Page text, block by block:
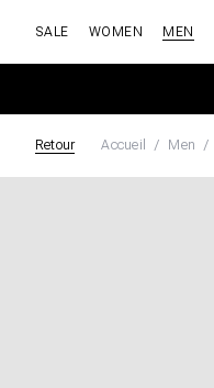
SALE WOMEN MEN
Retour Accueil Men